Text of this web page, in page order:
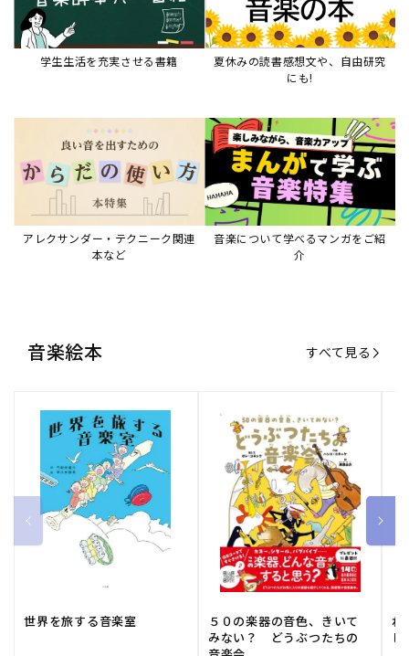
学生生活を充実させる書籍
夏休みの読書感想文や、自由研究
にも!
アレクサンダー・テクニーク関連
本など
音楽について学べるマンガをご紹
介
音楽絵本 すべて見る
世界を旅する音楽室
５０の楽器の音色、きいて
みない？ どうぶつたちの
ね